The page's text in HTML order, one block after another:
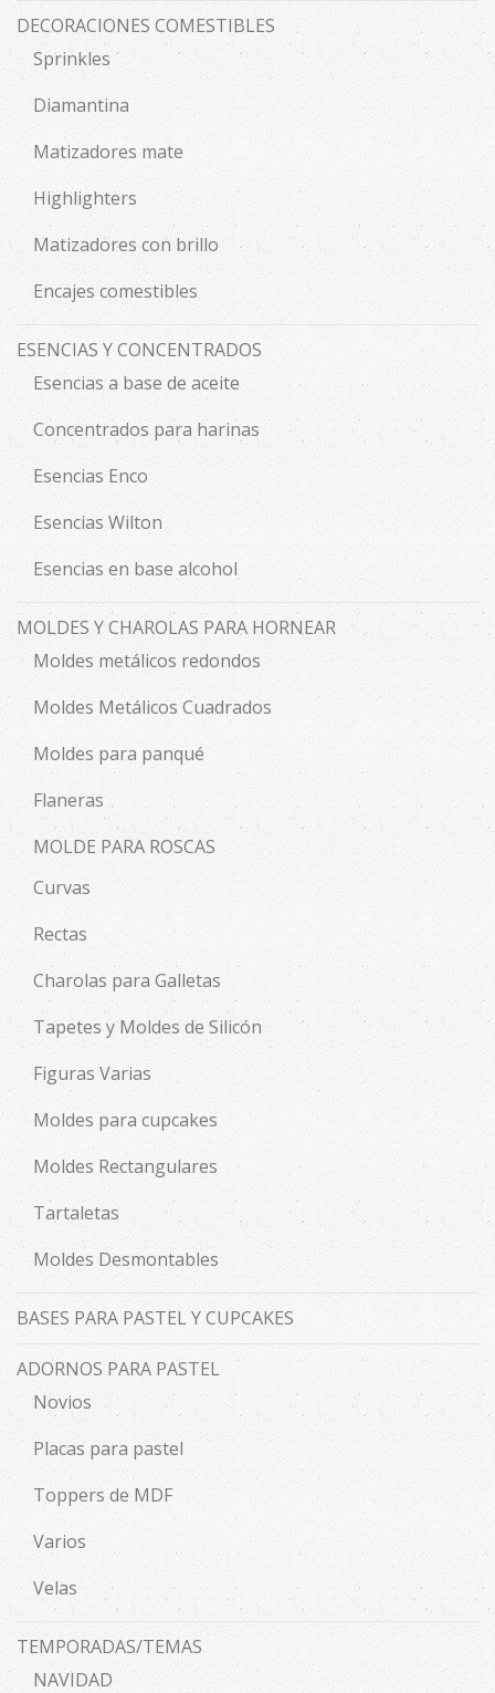
DECORACIONES COMESTIBLES
Sprinkles
Diamantina
Matizadores mate
Highlighters
Matizadores con brillo
Encajes comestibles
ESENCIAS Y CONCENTRADOS
Esencias a base de aceite
Concentrados para harinas
Esencias Enco
Esencias Wilton
Esencias en base alcohol
MOLDES Y CHAROLAS PARA HORNEAR
Moldes metálicos redondos
Moldes Metálicos Cuadrados
Moldes para panqué
Flaneras
MOLDE PARA ROSCAS
Curvas
Rectas
Charolas para Galletas
Tapetes y Moldes de Silicón
Figuras Varias
Moldes para cupcakes
Moldes Rectangulares
Tartaletas
Moldes Desmontables
BASES PARA PASTEL Y CUPCAKES
ADORNOS PARA PASTEL
Novios
Placas para pastel
Toppers de MDF
Varios
Velas
TEMPORADAS/TEMAS
NAVIDAD